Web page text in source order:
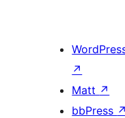
↗
Matt ↗
bbPress ↗